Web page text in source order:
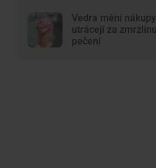
Vedra mění
utrácejí za
pečení